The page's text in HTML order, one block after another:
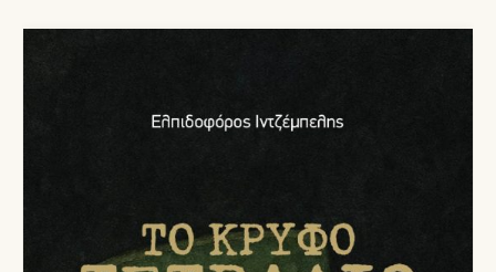
14,00 €.είναι: